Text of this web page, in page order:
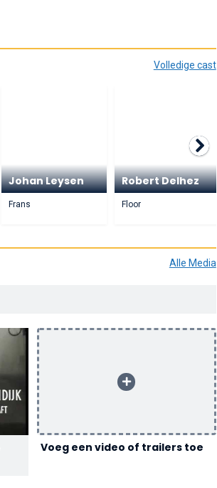
Volledige cast
Johan Leysen
Frans
Robert Delhez
Floor
Alle Media
Voeg een video of trailers toe